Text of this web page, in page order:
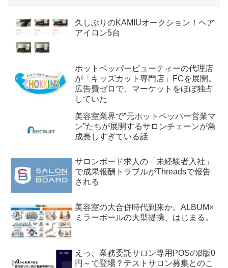
久しぶりのKAMIUオークション！ヘア
アイロン5台
ホットペッパービューティーの代理店
が「キッズカット専門店」FCを展開。
広告費ゼロで、マーケットをほぼ独占
していた
美容室業界で”元ホットペッパー営業マ
ン”たちが展開するサロンチェーンが急
成長しすぎている話
サロンボード求人の「未経験者入社」
で成果報酬トラブルがThreadsで報告
される
美容室の大合併時代到来か。ALBUM×
ミラーボールの大型提携、はじまる。
えっ、業務委託サロン専用POSのβ版0
円～で登場？テストサロン募集とのこ